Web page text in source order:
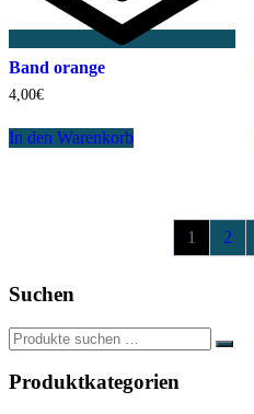
Band orange
4,00€
In den Warenkorb
1 2
Suchen
Produktkategorien